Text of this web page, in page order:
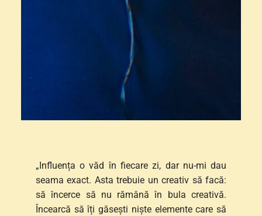
„Influența o văd în fiecare zi, dar nu-mi dau
seama exact. Asta trebuie un creativ să facă:
să încerce să nu rămână în bula creativă.
Încearcă să îți găsești niște elemente care să